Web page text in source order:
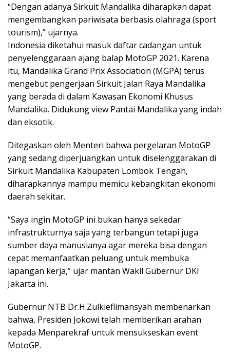
“Dengan adanya Sirkuit Mandalika diharapkan dapat
mengembangkan pariwisata berbasis olahraga (sport
tourism),” ujarnya.
Indonesia diketahui masuk daftar cadangan untuk
penyelenggaraan ajang balap MotoGP 2021. Karena
itu, Mandalika Grand Prix Association (MGPA) terus
mengebut pengerjaan Sirkuit Jalan Raya Mandalika
yang berada di dalam Kawasan Ekonomi Khusus
Mandalika. Didukung view Pantai Mandalika yang indah
dan eksotik.
Ditegaskan oleh Menteri bahwa pergelaran MotoGP
yang sedang diperjuangkan untuk diselenggarakan di
Sirkuit Mandalika Kabupaten Lombok Tengah,
diharapkannya mampu memicu kebangkitan ekonomi
daerah sekitar.
“Saya ingin MotoGP ini bukan hanya sekedar
infrastrukturnya saja yang terbangun tetapi juga
sumber daya manusianya agar mereka bisa dengan
cepat memanfaatkan peluang untuk membuka
lapangan kerja,” ujar mantan Wakil Gubernur DKI
Jakarta ini.
Gubernur NTB Dr.H.Zulkieflimansyah membenarkan
bahwa, Presiden Jokowi telah memberikan arahan
kepada Menparekraf untuk mensukseskan event
MotoGP.